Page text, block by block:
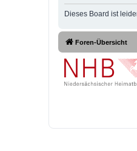
Dieses Board ist
Foren-Übersicht